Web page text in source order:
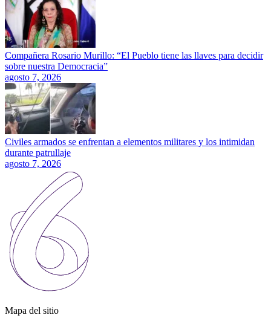
Compañera Rosario Murillo: “El Pueblo tiene las llaves para decidir
sobre nuestra Democracia”
agosto 7, 2026
Civiles armados se enfrentan a elementos militares y los intimidan
durante patrullaje
agosto 7, 2026
Mapa del sitio